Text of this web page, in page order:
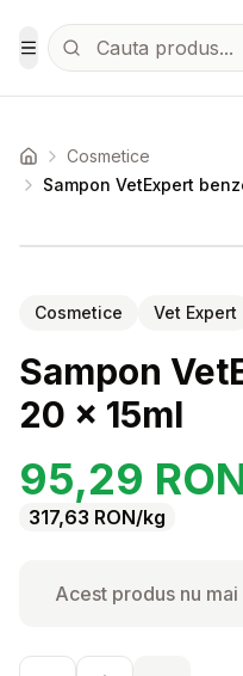
Sari la conținutul
Toggle Menu
Acasa Cosmetice
Sampon VetExpert
Cosmetice Vet Expert
Sampon
20 x 15ml
95,29
317,63 RON/kg
Acest produs nu